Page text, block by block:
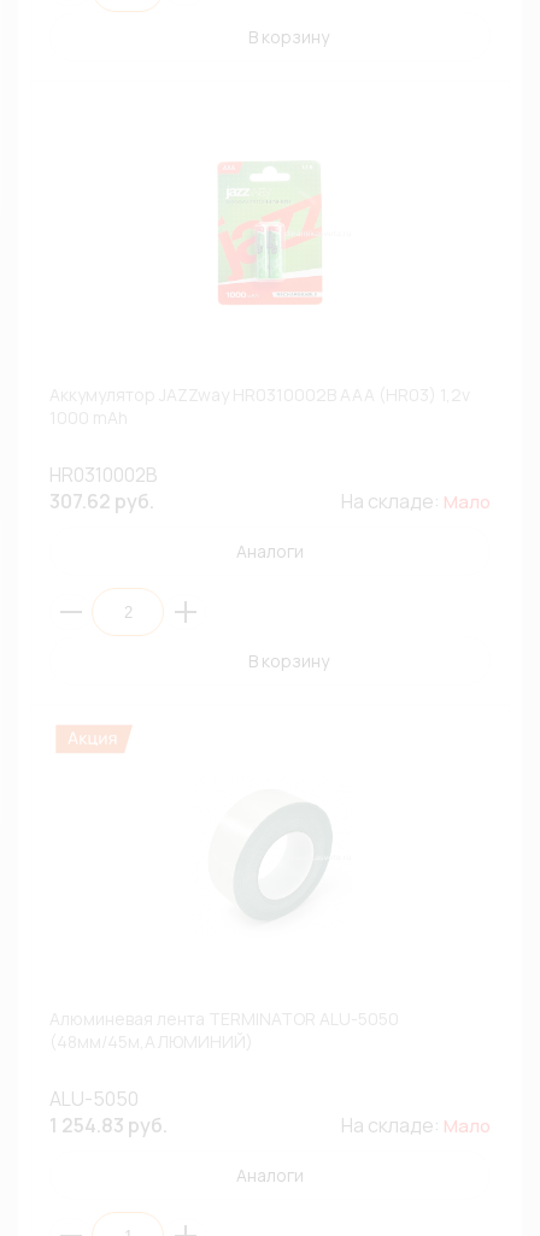
В корзину
HR0310002B
307.62 руб.
На складе: Мало
Аналоги
В корзину
ALU-5050
1 254.83 руб.
На складе: Мало
Аналоги